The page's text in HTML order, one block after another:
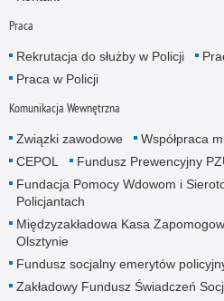
Praca
Rekrutacja do służby w Policji
Praca w Policji
Komunikacja Wewnętrzna
Związki zawodowe Współpraca
CEPOL
Fundusz Prewencyjny
Fundacja Pomocy Wdowom i
Policjantach
Międzyzakładowa Kasa
Olsztynie
Fundusz socjalny emerytów
Zakładowy Fundusz Świadczeń